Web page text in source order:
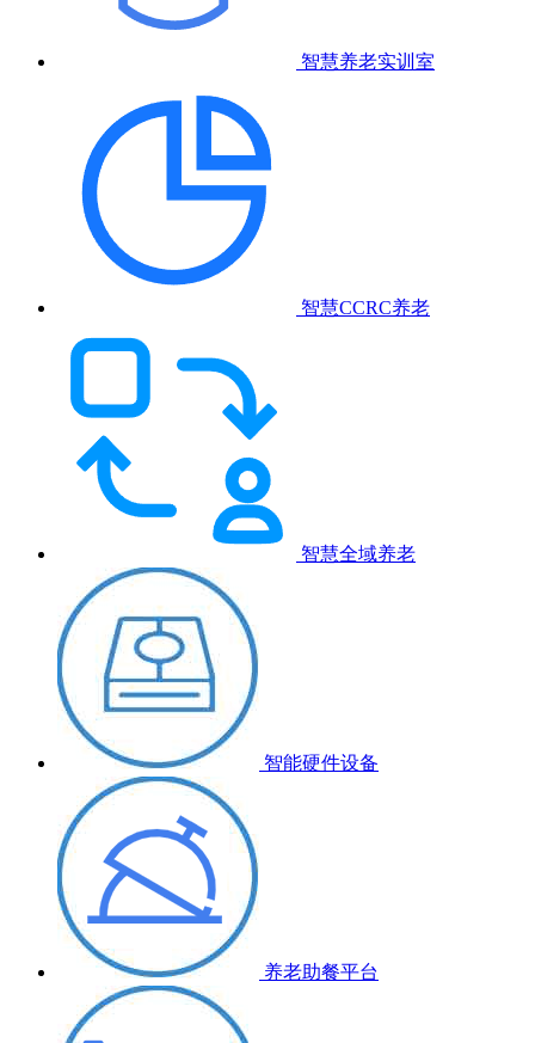
智慧养老实训室
智慧CCRC养老
智慧全域养老
智能硬件设备
养老助餐平台